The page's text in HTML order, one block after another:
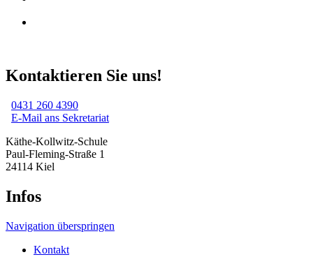
Kontaktieren Sie uns!
0431 260 4390
E-Mail ans Sekretariat
Käthe-Kollwitz-Schule
Paul-Fleming-Straße 1
24114 Kiel
Infos
Navigation überspringen
Kontakt